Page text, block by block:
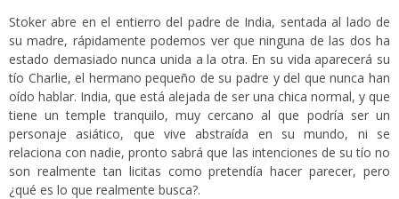
Stoker abre en el entierro del padre de India, sentada al lado de
su madre, rápidamente podemos ver que ninguna de las dos ha
estado demasiado nunca unida a la otra. En su vida aparecerá su
tío Charlie, el hermano pequeño de su padre y del que nunca han
oído hablar. India, que está alejada de ser una chica normal, y que
tiene un temple tranquilo, muy cercano al que podría ser un
personaje asiático, que vive abstraída en su mundo, ni se
relaciona con nadie, pronto sabrá que las intenciones de su tío no
son realmente tan licitas como pretendía hacer parecer, pero
¿qué es lo que realmente busca?.